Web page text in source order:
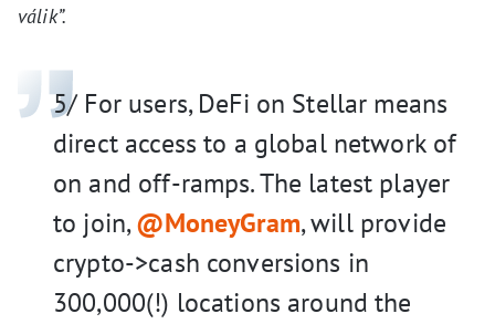
válik”.
5/ For users, DeFi on Stellar means
direct access to a global network of
on and off-ramps. The latest player
to join,@MoneyGram, will provide
crypto->cash conversions in
300,000(!) locations around the